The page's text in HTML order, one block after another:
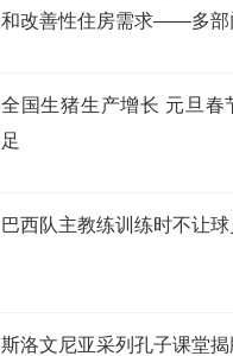
和改善性住房需求——多部
全国生猪生产增长 元旦春
足
巴西队主教练训练时不让
斯洛文尼亚采列孔子课堂